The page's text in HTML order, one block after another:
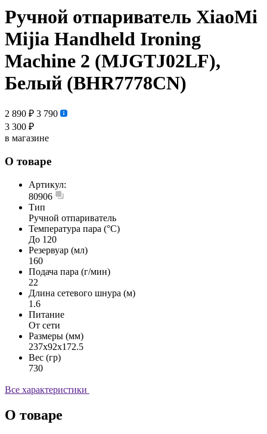
Ручной отпариватель XiaoMi
Mijia Handheld Ironing
Machine 2 (MJGTJ02LF),
Белый (BHR7778CN)
2 890 ₽ 3 790
3 300 ₽
в магазине
О товаре
Артикул:
80906
Тип
Ручной отпариватель
Температура пара (°С)
До 120
Резервуар (мл)
160
Подача пара (г/мин)
22
Длина сетевого шнура (м)
1.6
Питание
От сети
Размеры (мм)
237x92x172.5
Вес (гр)
730
Все характеристики
О товаре